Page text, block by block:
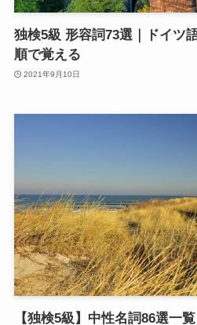
独検5級 形容詞73選｜ドイツ
順で覚える
2021年9月10日
【独検5級】中性名詞86選一